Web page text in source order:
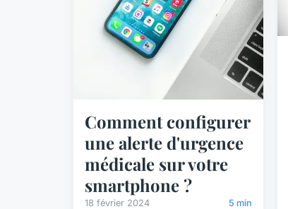
Comment configurer
une alerte d'urgence
médicale sur votre
smartphone ?
18 février 2024 5 min